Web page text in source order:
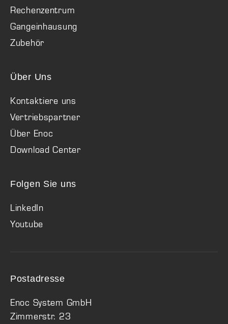
Rechenzentrum
Gangeinhausung
Zubehör
Über Uns
Kontaktiere uns
Vertriebspartner
Über Enoc
Download Center
Folgen Sie uns
LinkedIn
Youtube
Postadresse
Enoc System GmbH
Zimmerstr. 23